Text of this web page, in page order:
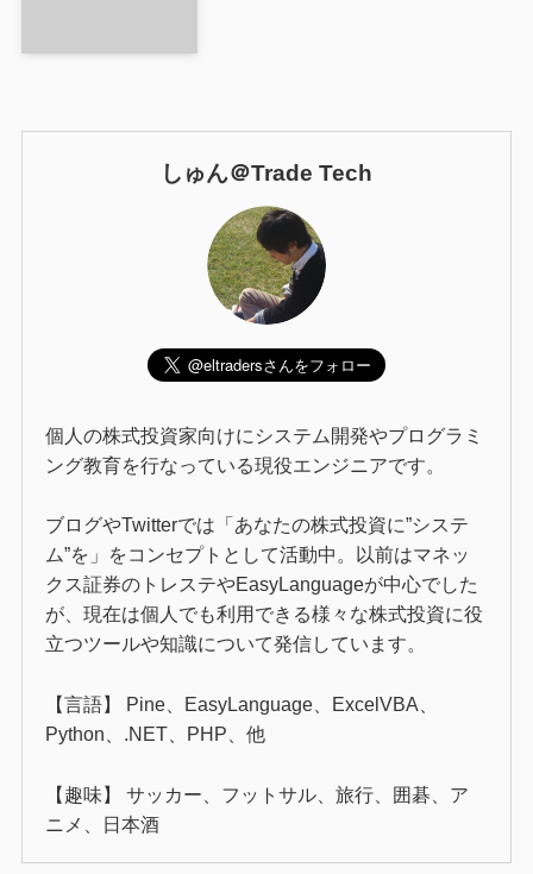
しゅん＠Trade Tech
個人の株式投資家向けにシステム開発やプログラミ
ング教育を行なっている現役エンジニアです。
ブログやTwitterでは「あなたの株式投資に”システ
ム”を」をコンセプトとして活動中。以前はマネッ
クス証券のトレステやEasyLanguageが中心でした
が、現在は個人でも利用できる様々な株式投資に役
立つツールや知識について発信しています。
【言語】 Pine、EasyLanguage、ExcelVBA、
Python、.NET、PHP、他
【趣味】 サッカー、フットサル、旅行、囲碁、ア
ニメ、日本酒